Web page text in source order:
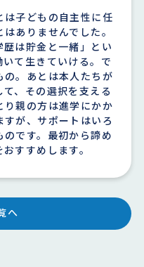
子どもの自主性に任
ありませんでした。
は貯金と一緒」とい
て生きていける。で
。あとは本人たちが
、その選択を支える
親の方は進学にかか
が、サポートはいろ
です。最初から諦め
すすめします。
へ